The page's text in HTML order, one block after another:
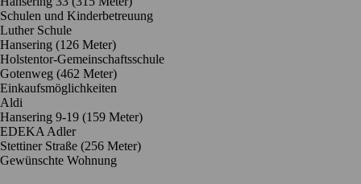
Schulen und Kinderbetreuung
Luther Schule
Hansering (126 Meter)
Holstentor-Gemeinschaftsschule
Gotenweg (462 Meter)
Einkaufsmöglichkeiten
Aldi
Hansering 9-19 (159 Meter)
EDEKA Adler
Stettiner Straße (256 Meter)
Gewünschte Wohnung